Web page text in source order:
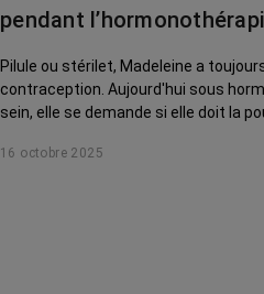
pendant
Pilule ou stérilet, Madeleine a
contraception. Aujourd'hui sous
sein, elle se demande si elle doit la
lui répond.
16 octobre 2025